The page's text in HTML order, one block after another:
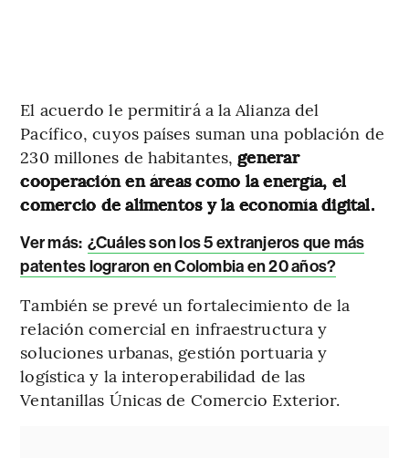
El acuerdo le permitirá a la Alianza del
Pacífico, cuyos países suman una población de
230 millones de habitantes, generar
cooperación en áreas como la energía, el
comercio de alimentos y la economía digital.
Ver más: ¿Cuáles son los 5 extranjeros que más
patentes lograron en Colombia en 20 años?
También se prevé un fortalecimiento de la
relación comercial en infraestructura y
soluciones urbanas, gestión portuaria y
logística y la interoperabilidad de las
Ventanillas Únicas de Comercio Exterior.